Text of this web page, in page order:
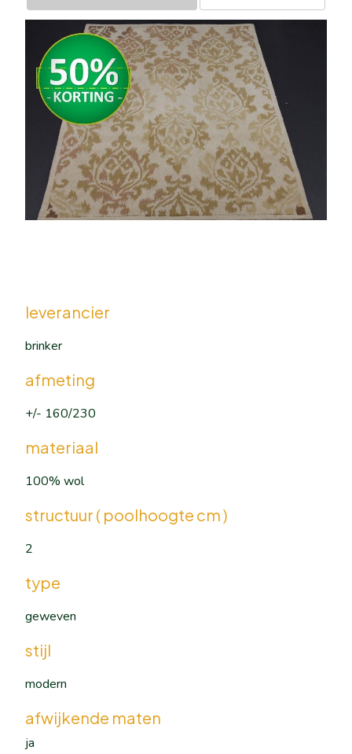
leverancier
brinker
afmeting
+/- 160/230
materiaal
100% wol
structuur ( poolhoogte cm )
2
type
geweven
stijl
modern
afwijkende maten
ja